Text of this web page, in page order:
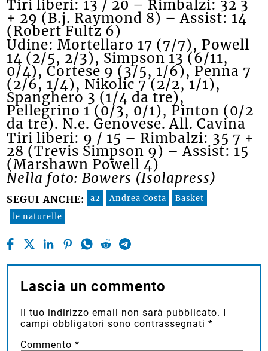
Tiri liberi: 13 / 20 – Rimbalzi: 32 3
+ 29 (B.j. Raymond 8) – Assist: 14
(Robert Fultz 6)
Udine: Mortellaro 17 (7/7), Powell
14 (2/5, 2/3), Simpson 13 (6/11,
0/4), Cortese 9 (3/5, 1/6), Penna 7
(2/6, 1/4), Nikolic 7 (2/2, 1/1),
Spanghero 3 (1/4 da tre),
Pellegrino 1 (0/3, 0/1), Pinton (0/2
da tre). N.e. Genovese. All. Cavina
Tiri liberi: 9 / 15 – Rimbalzi: 35 7 +
28 (Trevis Simpson 9) – Assist: 15
(Marshawn Powell 4)
Nella foto: Bowers (Isolapress)
SEGUI ANCHE: a2 Andrea Costa
Basket
le naturelle
Lascia un commento
Il tuo indirizzo email non sarà pubblicato. I
campi obbligatori sono contrassegnati*
Commento*